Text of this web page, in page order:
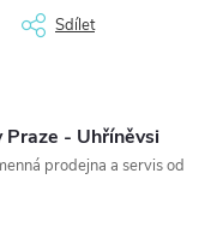
Sdílet
- Uhříněvsi
prodejna a servis od